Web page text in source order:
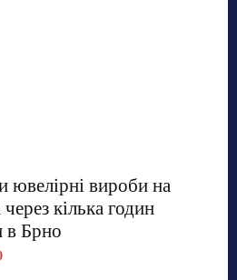
ювелірні вироби на
кілька годин
в Брно